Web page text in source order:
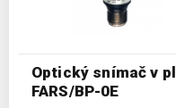
Optický snímač v
FARS/BP-0E